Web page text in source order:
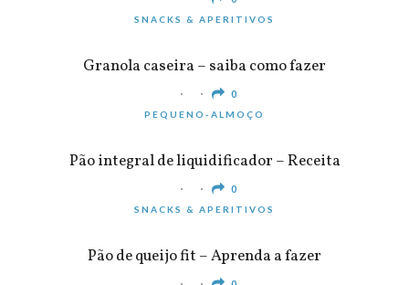
SNACKS & APERITIVOS
Granola caseira – saiba como fazer
0
PEQUENO-ALMOÇO
Pão integral de liquidificador – Receita
0
SNACKS & APERITIVOS
Pão de queijo fit – Aprenda a fazer